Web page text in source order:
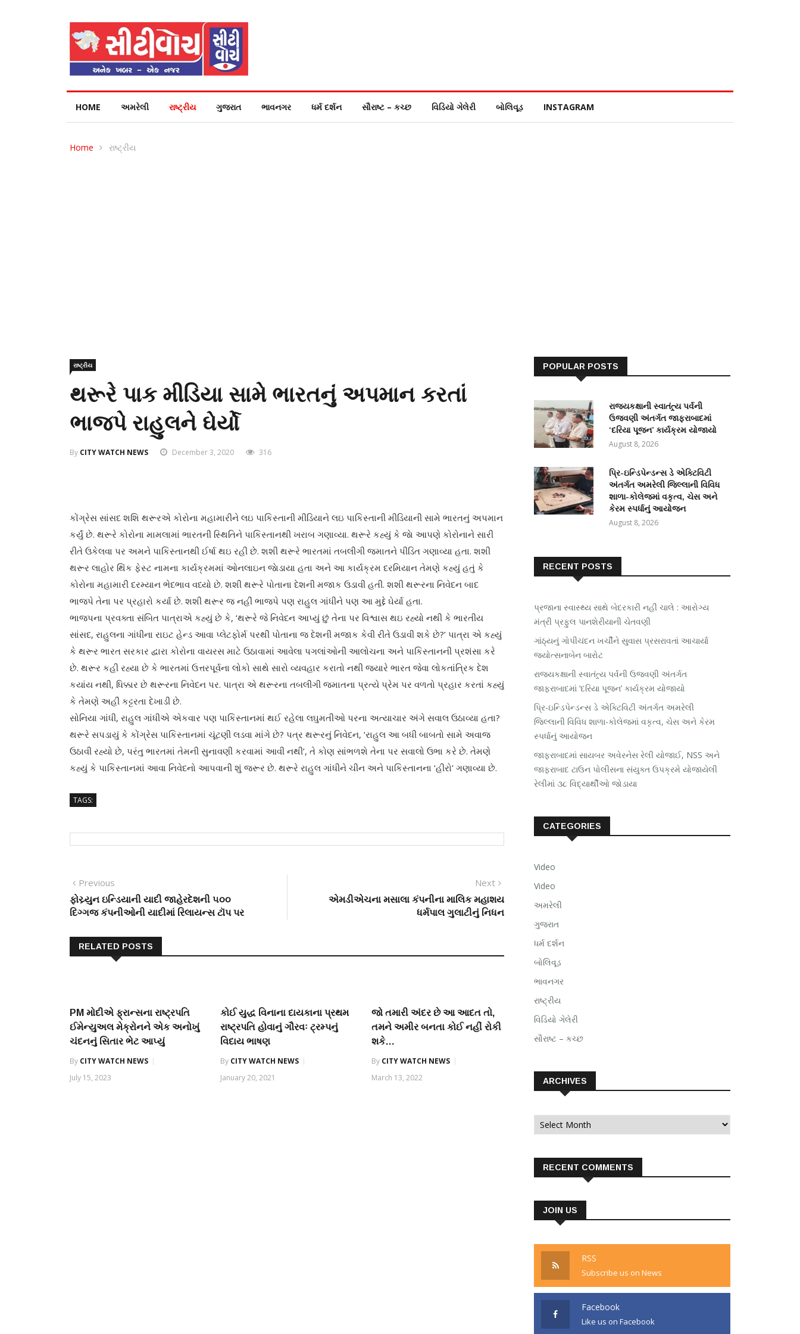
HOME અમરેલી રાષ્ટ્રીય ગુજરાત ભાવનગર ધર્મ દર્શન સૌરાષ્ટ – કચ્છ વિડિયો ગેલેરી બોલિવૂડ INSTAGRAM
Home રાષ્ટ્રીય
રાષ્ટ્રીય
થરૂરે પાક મીડિયા સામે ભારતનું અપમાન કરતાં
ભાજપે રાહુલને ઘેર્યો
By CITY WATCH NEWS December 3, 2020 316
કોંગ્રેસ સાંસદ શશિ થરૂરએ કોરોના મહામારીને લઇ પાકિસ્તાની મીડિયાને લઇ પાકિસ્તાની મીડિયાની સામે ભારતનું અપમાન
કર્યું છે. થરૂરે કોરોના મામલામાં ભારતની સ્થિતિને પાકિસ્તાનથી ખરાબ ગણાવ્યા. થરૂરે કહ્યું કે જાે આપણે કોરોનાને સારી
રીતે ઉકેલવા પર અમને પાકિસ્તાનથી ઈર્ષા થઇ રહી છે. શશી થરૂરે ભારતમાં તબલીગી જમાતને પીડિત ગણાવ્યા હતા. શશી
થરૂર લાહોર થિંક ફેસ્ટ નામના કાર્યક્રમમાં ઓનલાઇન જાેડાયા હતા અને આ કાર્યક્રમ દરમિયાન તેમણે કહ્યું હતું કે
કોરોના મહામારી દરમ્યાન ભેદભાવ વધ્યો છે. શશી થરૂરે પોતાના દેશની મજાક ઉડાવી હતી. શશી થરૂરના નિવેદન બાદ
ભાજપે તેના પર પ્રહારો કર્યા છે. શશી થરૂર જ નહીં ભાજપે પણ રાહુલ ગાંધીને પણ આ મુદ્દે ઘેર્યા હતા.
ભાજપના પ્રવક્તા સંબિત પાત્રાએ કહ્યું છે કે, ‘થરૂરે જે નિવેદન આપ્યું છું તેના પર વિશ્વાસ થઇ રહ્યો નથી કે ભારતીય
સાંસદ, રાહુલના ગાંધીના રાઇટ હેન્ડ આવા પ્લેટફોર્મ પરથી પોતાના જ દેશની મજાક કેવી રીતે ઉડાવી શકે છે?’ પાત્રા એ કહ્યું
કે થરૂર ભારત સરકાર દ્વારા કોરોના વાયરસ માટે ઉઠાવામાં આવેલા પગલાંઓની આલોચના અને પાકિસ્તાનની પ્રશંસા કરે
છે. થરૂર કહી રહ્યા છે કે ભારતમાં ઉત્તરપૂર્વના લોકો સાથે સારો વ્યવહાર કરાતો નથી જ્યારે ભારત જેવા લોકતાંત્રિક દેશ
કયાંય નથી, ધિક્કાર છે થરૂરના નિવેદન પર. પાત્રા એ થરૂરના તબલીગી જમાતના પ્રત્યે પ્રેમ પર વળતો પ્રહાર કરતાં કહ્યું
કે તેમણે અહીં કટ્ટરતા દેખાડી છે.
સોનિયા ગાંધી, રાહુલ ગાંધીએ એકવાર પણ પાકિસ્તાનમાં થઈ રહેલા લઘુમતીઓ પરના અત્યાચાર અંગે સવાલ ઉઠાવ્યા હતા?
થરૂરે સપડાયું કે કોંગ્રેસ પાકિસ્તાનમાં ચૂંટણી લડવા માંગે છે? પત્ર થરૂરનું નિવેદન, ‘રાહુલ આ બધી બાબતો સામે અવાજ
ઉઠાવી રહ્યો છે, પરંતુ ભારતમાં તેમની સુનાવણી કરવામાં આવી નથી’, તે કોણ સાંભળશે તેના પર સવાલો ઉભા કરે છે. તેમણે
કહ્યું કે પાકિસ્તાનમાં આવા નિવેદનો આપવાની શું જરૂર છે. થરૂરે રાહુલ ગાંધીને ચીન અને પાકિસ્તાનના ‘હીરો’ ગણાવ્યા છે.
TAGS:
Post
navigation
Previous
post:
ફોચ્ર્યુન ઇન્ડિયાની યાદી જાહેરદેશની ૫૦૦
દિગ્ગજ કંપનીઓની યાદીમાં રિલાયન્સ ટૉપ પર
Next
post:
એમડીએચના મસાલા કંપનીના માલિક મહાશય
ધર્મપાલ ગુલાટીનું નિધન
RELATED POSTS
PM મોદીએ ફ્રાન્સના રાષ્ટ્રપતિ
ઈમેન્યુઅલ મેક્રોનને એક અનોખું
ચંદનનું સિતાર ભેટ આપ્યું
By CITY WATCH NEWS
July 15, 2023
કોઈ યુદ્ધ વિનાના દાયકાના પ્રથમ
રાષ્ટ્રપતિ હોવાનું ગૌરવઃ ટ્રમ્પનું
વિદાય ભાષણ
By CITY WATCH NEWS
January 20, 2021
જો તમારી અંદર છે આ આદત તો,
તમને અમીર બનતા કોઈ નહીં રોકી
શકે…
By CITY WATCH NEWS
March 13, 2022
POPULAR POSTS
રાજ્યકક્ષાની સ્વાતંત્ર્ય પર્વની
ઉજવણી અંતર્ગત જાફરાબાદમાં
‘દરિયા પૂજન’ કાર્યક્રમ યોજાયો
August 8, 2026
પ્રિ-ઇન્ડિપેન્ડન્સ ડે એક્ટિવિટી
અંતર્ગત અમરેલી જિલ્લાની વિવિધ
શાળા-કોલેજમાં વકૃત્વ, ચેસ અને
કેરમ સ્પર્ધાનું આયોજન
August 8, 2026
RECENT POSTS
પ્રજાના સ્વાસ્થ્ય સાથે બેદરકારી નહીં ચાલે : આરોગ્ય
મંત્રી પ્રફુલ પાનશેરીયાની ચેતવણી
ગાંઠ્યનું ગોપીચંદન ખર્ચીને સુવાસ પ્રસરાવતાં આચાર્યા
જ્યોત્સનાબેન બારોટ
રાજ્યકક્ષાની સ્વાતંત્ર્ય પર્વની ઉજવણી અંતર્ગત
જાફરાબાદમાં ‘દરિયા પૂજન’ કાર્યક્રમ યોજાયો
પ્રિ-ઇન્ડિપેન્ડન્સ ડે એક્ટિવિટી અંતર્ગત અમરેલી
જિલ્લાની વિવિધ શાળા-કોલેજમાં વકૃત્વ, ચેસ અને કેરમ
સ્પર્ધાનું આયોજન
જાફરાબાદમાં સાયબર અવેરનેસ રેલી યોજાઈ, NSS અને
જાફરાબાદ ટાઉન પોલીસના સંયુક્ત ઉપક્રમે યોજાયેલી
રેલીમાં ૩૮ વિદ્યાર્થીઓ જોડાયા
CATEGORIES
Video
Video
અમરેલી
ગુજરાત
ધર્મ દર્શન
બોલિવૂડ
ભાવનગર
રાષ્ટ્રીય
વિડિયો ગેલેરી
સૌરાષ્ટ – કચ્છ
ARCHIVES
Archives
RECENT COMMENTS
JOIN US
RSS
Subscribe us on News
Facebook
Like us on Facebook